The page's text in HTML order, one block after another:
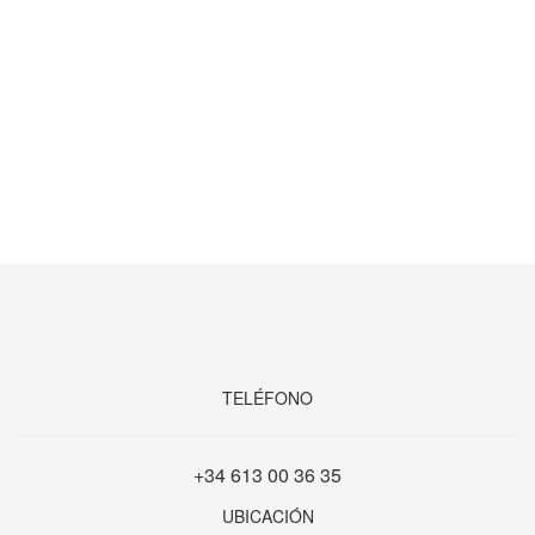
TELÉFONO
+34 613 00 36 35
UBICACIÓN